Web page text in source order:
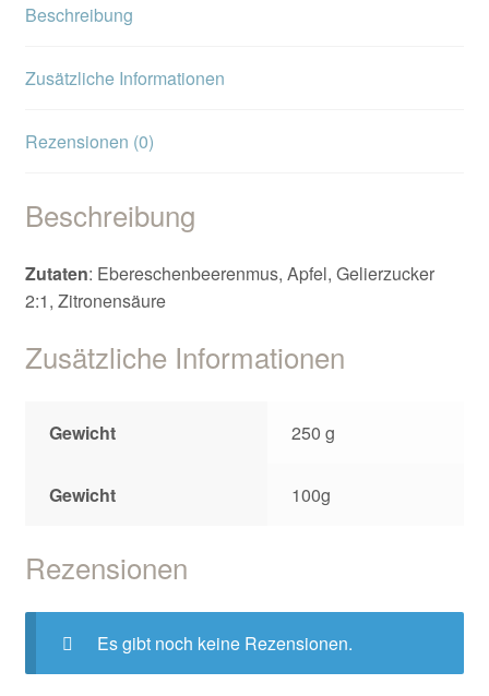
Beschreibung
Zusätzliche Informationen
Rezensionen (0)
Beschreibung
Zutaten: Ebereschenbeerenmus, Apfel, Gelierzucker
2:1, Zitronensäure
Zusätzliche Informationen
Gewicht 250 g
Gewicht 100g
Rezensionen
Es gibt noch keine Rezensionen.